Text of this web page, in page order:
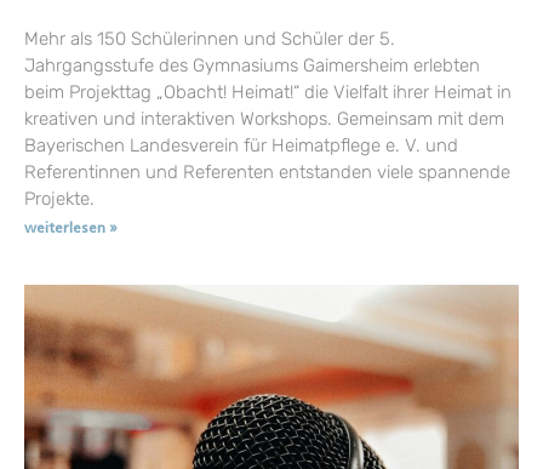
Mehr als 150 Schülerinnen und Schüler der 5.
Jahrgangsstufe des Gymnasiums Gaimersheim erlebten
beim Projekttag „Obacht! Heimat!“ die Vielfalt ihrer Heimat in
kreativen und interaktiven Workshops. Gemeinsam mit dem
Bayerischen Landesverein für Heimatpflege e. V. und
Referentinnen und Referenten entstanden viele spannende
Projekte.
weiterlesen »